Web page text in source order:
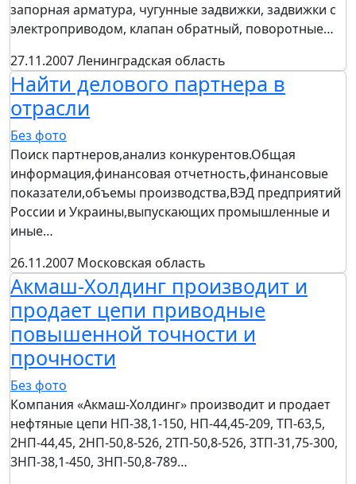
запорная арматура, чугунные задвижки, задвижки с
электроприводом, клапан обратный, поворотные…
27.11.2007Ленинградская область
Найти делового партнера в
отрасли
Без фото
Поиск партнеров,анализ конкурентов.Общая
информация,финансовая отчетность,финансовые
показатели,объемы производства,ВЭД предприятий
России и Украины,выпускающих промышленные и
иные…
26.11.2007 Московская область
Акмаш-Холдинг производит и
продает цепи приводные
повышенной точности и
прочности
Без фото
Компания «Акмаш-Холдинг» производит и продает
нефтяные цепи НП-38,1-150, НП-44,45-209, ТП-63,5,
2НП-44,45, 2НП-50,8-526, 2ТП-50,8-526, 3ТП-31,75-300,
3НП-38,1-450, 3НП-50,8-789…